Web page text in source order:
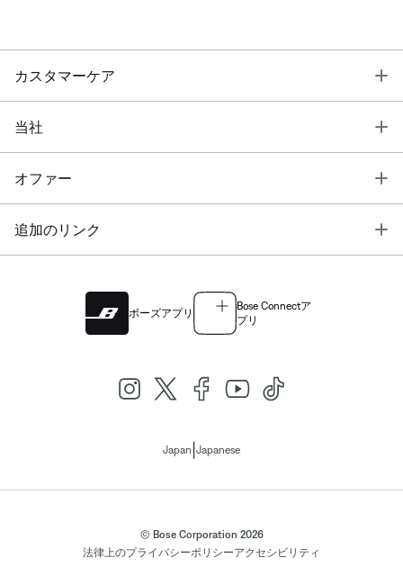
カスタマーケア
当社
オファー
追加のリンク
ボーズアプリ
Bose Connectア
プリ
Japan Japanese
© Bose Corporation 2026
法律上のプライバシーポリシーアクセシビリティ